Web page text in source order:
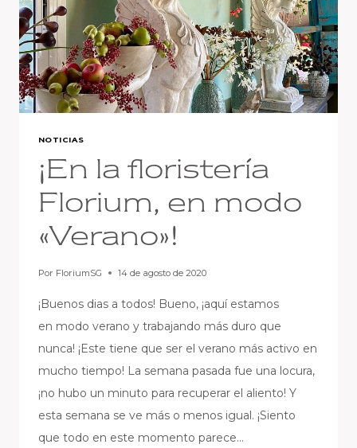
NOTICIAS
¡En la floristería
Florium, en modo
«Verano»!
Por FloriumSG 14 de agosto de 2020
¡Buenos dias a todos! Bueno, ¡aquí estamos
en modo verano y trabajando más duro que
nunca! ¡Este tiene que ser el verano más activo en
mucho tiempo! La semana pasada fue una locura,
¡no hubo un minuto para recuperar el aliento! Y
esta semana se ve más o menos igual. ¡Siento
que todo en este momento parece…